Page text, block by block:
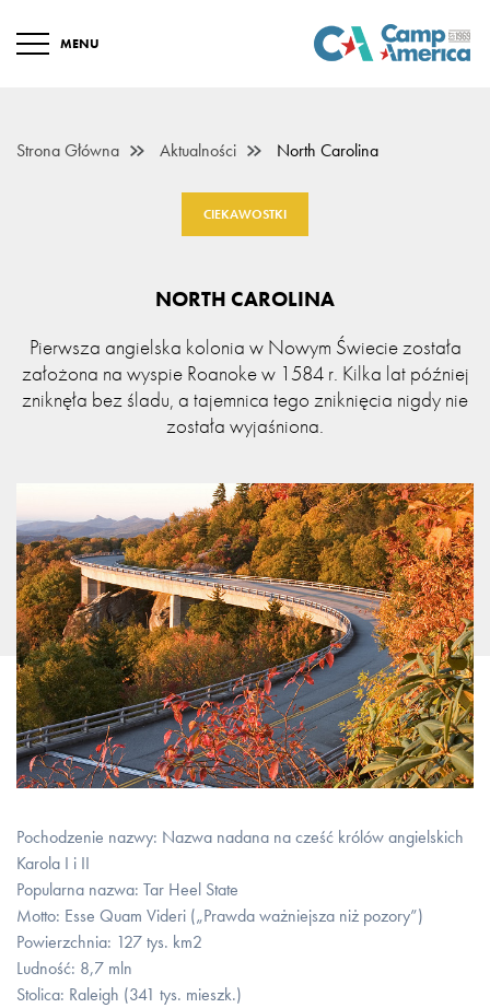
MENU
Strona Główna Aktualności North Carolina
CIEKAWOSTKI
NORTH CAROLINA
Pierwsza angielska kolonia w Nowym Świecie została
założona na wyspie Roanoke w 1584 r. Kilka lat później
zniknęła bez śladu, a tajemnica tego zniknięcia nigdy nie
została wyjaśniona.
Pochodzenie nazwy: Nazwa nadana na cześć królów angielskich
Karola I i II
Popularna nazwa: Tar Heel State
Motto: Esse Quam Videri („Prawda ważniejsza niż pozory”)
Powierzchnia: 127 tys. km2
Ludność: 8,7 mln
Stolica: Raleigh (341 tys. mieszk.)